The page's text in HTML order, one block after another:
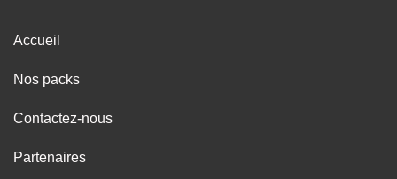
Accueil
Nos packs
Contactez-nous
Partenaires